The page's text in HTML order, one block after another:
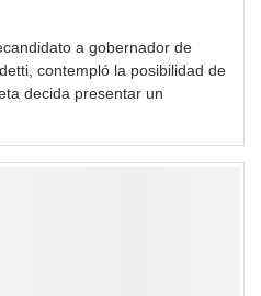
a gobernador de
contempló la posibilidad de
decida presentar un